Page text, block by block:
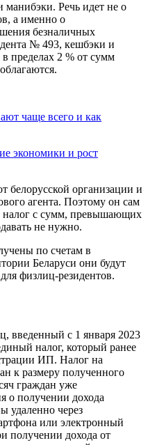
Речь идет не о
а именно о
безналичных
№ 493, кешбэки и
пределах 2 % от сумм
чаще всего и как
экономики и рост
белорусской организации и
агента. Поэтому он сам
налог с сумм, превышающих
не нужно.
по счетам в
Беларуси они будут
физлиц-резидентов.
введенный с 1 января 2023
налог, который ранее
ИП. Налог на
к размеру полученного
граждан уже
о получении дохода
удаленно через
или электронный
получении дохода от